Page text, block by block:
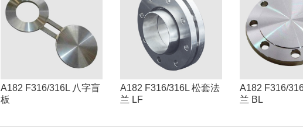
A182 F316/316L 八字盲
板
A182 F316/316L 松套法
兰 LF
A182 F316/
兰 BL